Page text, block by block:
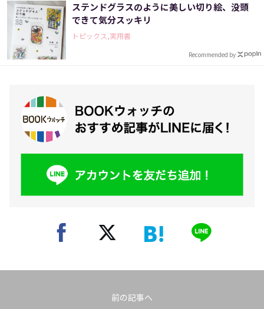
ステンドグラスのように美しい切り絵、没頭
できて気分スッキリ
トピックス,実用書
Recommended by
前の記事へ